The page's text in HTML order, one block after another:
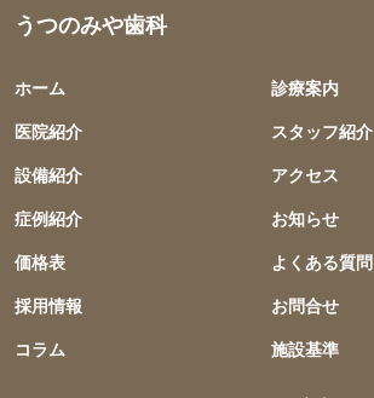
うつのみや歯科
ホーム
医院紹介
設備紹介
診療案内
スタッフ紹介
アクセス
症例紹介
価格表
採用情報
コラム
お知らせ
よくある質問
お問合せ
施設基準